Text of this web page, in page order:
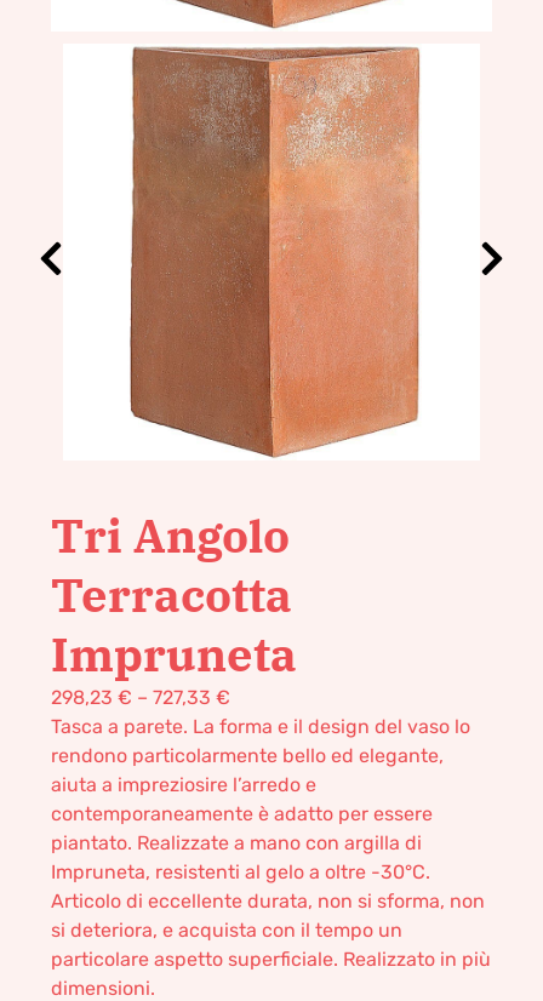
Tri Angolo
Terracotta
Impruneta
298,23 € – 727,33 €
Tasca a parete. La forma e il design del vaso lo
rendono particolarmente bello ed elegante,
aiuta a impreziosire l’arredo e
contemporaneamente è adatto per essere
piantato. Realizzate a mano con argilla di
Impruneta, resistenti al gelo a oltre -30°C.
Articolo di eccellente durata, non si sforma, non
si deteriora, e acquista con il tempo un
particolare aspetto superficiale. Realizzato in più
dimensioni.